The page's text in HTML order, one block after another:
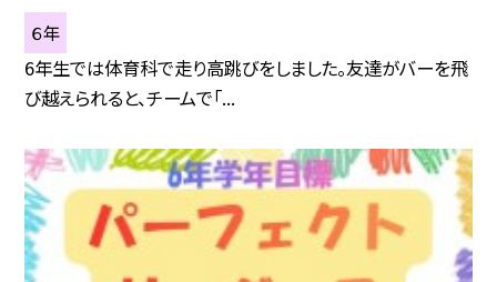
６年
6年生では体育科で走り高跳びをしました。友達がバーを飛
び越えられると、チームで「...